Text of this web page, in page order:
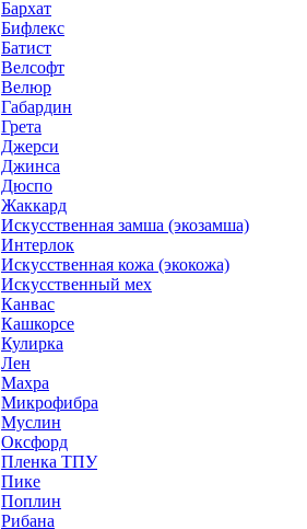
Бархат
Бифлекс
Батист
Велсофт
Велюр
Габардин
Грета
Джерси
Джинса
Дюспо
Жаккард
Искусственная замша (экозамша)
Интерлок
Искусственная кожа (экокожа)
Искусственный мех
Канвас
Кашкорсе
Кулирка
Лен
Махра
Микрофибра
Муслин
Оксфорд
Пленка ТПУ
Пике
Поплин
Рибана